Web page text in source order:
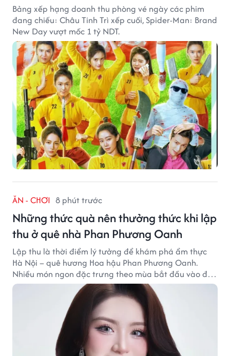
Bảng xếp hạng doanh thu phòng vé ngày các phim
đang chiếu: Châu Tinh Trì xếp cuối, Spider-Man: Brand
New Day vượt mốc 1 tỷ NDT.
ĂN - CHƠI 8 phút trước
Những thức quà nên thưởng thức khi lập
thu ở quê nhà Phan Phương Oanh
Lập thu là thời điểm lý tưởng để khám phá ẩm thực
Hà Nội – quê hương Hoa hậu Phan Phương Oanh.
Nhiều món ngon đặc trưng theo mùa bắt đầu vào độ
hấp dẫn, níu chân thực khách gần xa.